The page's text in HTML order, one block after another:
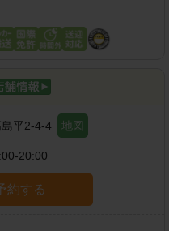
平2-4-4 地図
20:00
約する